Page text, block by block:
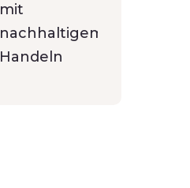
mit
nachhaltigem
Handeln